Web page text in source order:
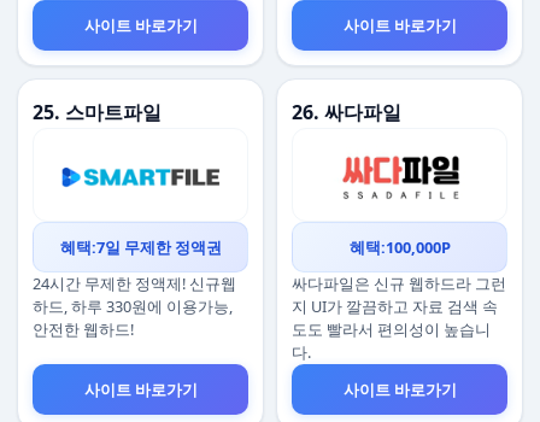
사이트 바로가기
사이트 바로가기
25. 스마트파일
혜택:7일 무제한 정액권
24시간 무제한 정액제! 신규웹
하드, 하루 330원에 이용가능,
안전한 웹하드!
사이트 바로가기
26. 싸다파일
혜택:100,000P
싸다파일은 신규 웹하드라 그런
지 UI가 깔끔하고 자료 검색 속
도도 빨라서 편의성이 높습니
다.
사이트 바로가기